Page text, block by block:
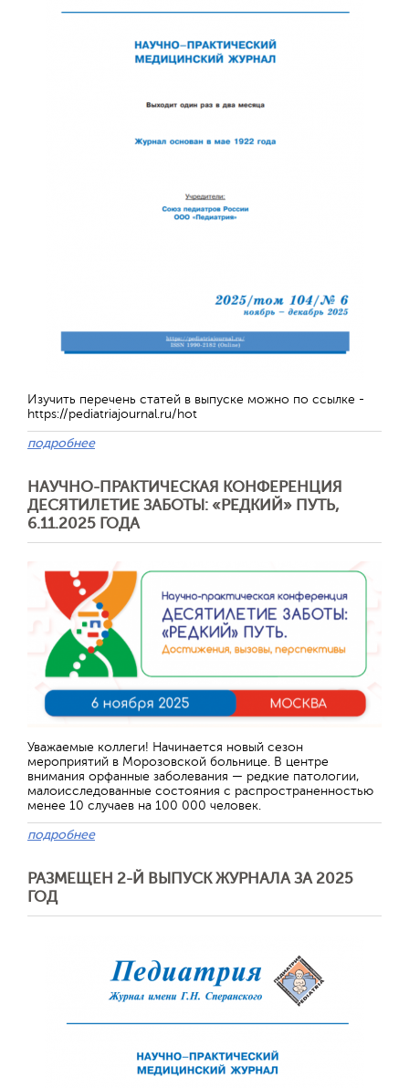
Изучить перечень статей в выпуске можно по ссылке -
https://pediatriajournal.ru/hot
подробнее
НАУЧНО-ПРАКТИЧЕСКАЯ КОНФЕРЕНЦИЯ
ДЕСЯТИЛЕТИЕ ЗАБОТЫ: «РЕДКИЙ» ПУТЬ,
6.11.2025 ГОДА
Уважаемые коллеги! Начинается новый сезон
мероприятий в Морозовской больнице. В центре
внимания орфанные заболевания — редкие патологии,
малоисследованные состояния с распространенностью
менее 10 случаев на 100 000 человек.
подробнее
РАЗМЕЩЕН 2-Й ВЫПУСК ЖУРНАЛА ЗА 2025
ГОД
Отправить